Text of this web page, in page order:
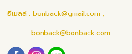
อีเมลล์ : bonback@gmail.com ,
bonback@bonback.com